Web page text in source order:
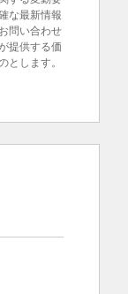
な最新情報
問い合わせ
提供する価
とします。